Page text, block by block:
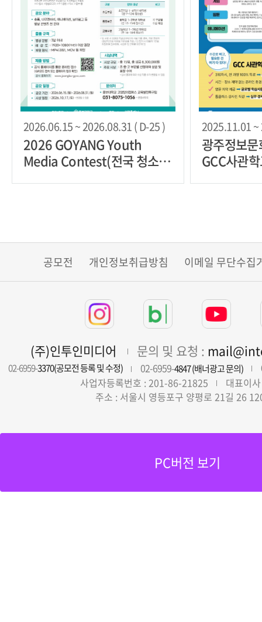
2026.06.15 ~ 2026.08.31 ( D-25 )
2026 GOYANG Youth
Media Contest(전국 청소년
2025.11.01
광주정보
GCC사관
공모전 개인정보취급방침 이메일 무단수집
(주)인투인미디어 문의 및 요청 :
02-6959-3370(공모전 등록 및 수정) 02-6959-4847 (배너광고 문의)
사업자등록번호 : 201-86-21825
대표이
주소 : 서울시 영등포구 양평로 21길 26
PC버전 보기